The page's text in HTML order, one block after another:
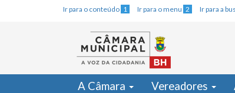
Ir para o conteúdo 1 Ir para o menu 2 Ir para a
A Câmara Vereadores